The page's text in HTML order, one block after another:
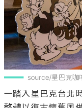
source/星巴克咖
一踏入星巴克台北